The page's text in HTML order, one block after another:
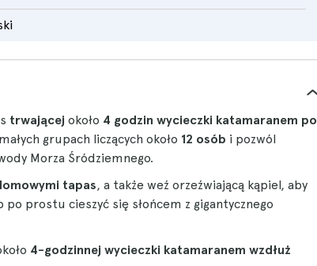
trwającej około 4 godzin wycieczki katamaranem po
grupach liczących około 12 osób i pozwól
Morza Śródziemnego.
tapas, a także weź orzeźwiającą kąpiel, aby
po prostu cieszyć się słońcem z gigantycznego
4-godzinnej wycieczki katamaranem wzdłuż